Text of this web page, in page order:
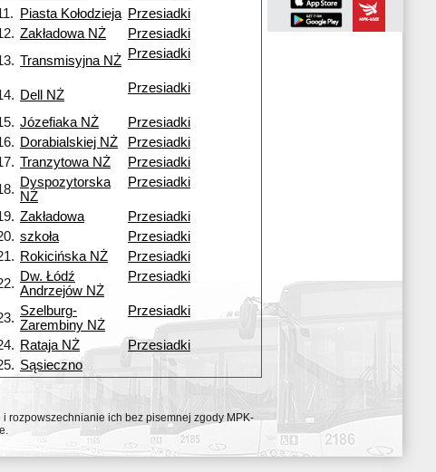
Piasta Kołodzieja Przesiadki
Zakładowa NŻ
Przesiadki
Transmisyjna NŻ Przesiadki
Dell NŻ Przesiadki
Józefiaka NŻ
Przesiadki
Dorabialskiej NŻ
Przesiadki
Tranzytowa NŻ
Przesiadki
Dyspozytorska
NŻ
Przesiadki
Zakładowa
Przesiadki
szkoła
Przesiadki
Rokicińska NŻ
Przesiadki
Dw. Łódź
Andrzejów NŻ
Przesiadki
Szelburg-
Zarembiny NŻ
Przesiadki
Rataja NŻ
Przesiadki
Sąsieczno
rozpowszechnianie ich bez pisemnej zgody MPK-